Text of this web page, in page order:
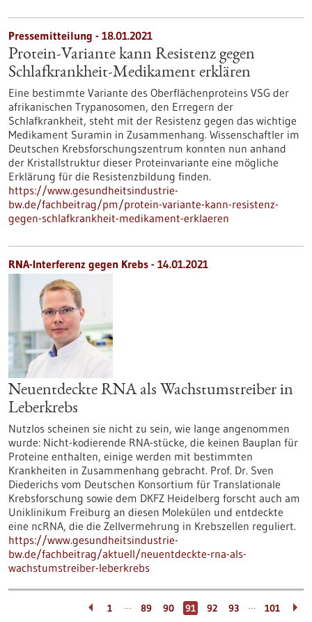
Pressemitteilung - 18.01.2021
Protein-Variante kann Resistenz gegen
Schlafkrankheit-Medikament erklären
Eine bestimmte Variante des Oberflächenproteins VSG der
afrikanischen Trypanosomen, den Erregern der
Schlafkrankheit, steht mit der Resistenz gegen das wichtige
Medikament Suramin in Zusammenhang. Wissenschaftler im
Deutschen Krebsforschungszentrum konnten nun anhand
der Kristallstruktur dieser Proteinvariante eine mögliche
Erklärung für die Resistenzbildung finden.
https://www.gesundheitsindustrie-
bw.de/fachbeitrag/pm/protein-variante-kann-resistenz-
gegen-schlafkrankheit-medikament-erklaeren
RNA-Interferenz gegen Krebs - 14.01.2021
Neuentdeckte RNA als Wachstumstreiber in
Leberkrebs
Nutzlos scheinen sie nicht zu sein, wie lange angenommen
wurde: Nicht-kodierende RNA-stücke, die keinen Bauplan für
Proteine enthalten, einige werden mit bestimmten
Krankheiten in Zusammenhang gebracht. Prof. Dr. Sven
Diederichs vom Deutschen Konsortium für Translationale
Krebsforschung sowie dem DKFZ Heidelberg forscht auch am
Uniklinikum Freiburg an diesen Molekülen und entdeckte
eine ncRNA, die die Zellvermehrung in Krebszellen reguliert.
https://www.gesundheitsindustrie-
bw.de/fachbeitrag/aktuell/neuentdeckte-rna-als-
wachstumstreiber-leberkrebs
1 … 89 90 91 92 93 … 101